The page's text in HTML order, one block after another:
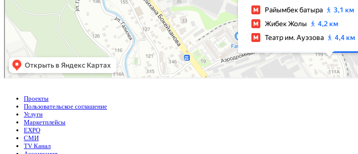
Проекты
Пользовательское соглашение
Услуги
Маркетплейсы
EXPO
СМИ
TV Канал